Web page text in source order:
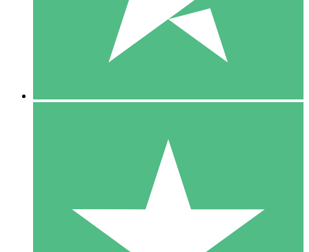
10 00
10 Descargas
20 00